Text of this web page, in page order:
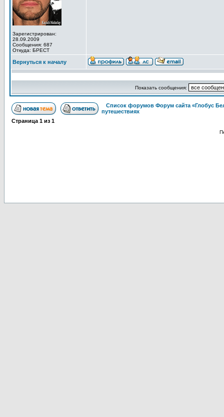
Зарегистрирован:
28.09.2009
Сообщения: 687
Откуда: БРЕСТ
Вернуться к началу
Показать сообщения:
Список форумов Форум сайта «Глобус
путешествиях
Страница 1 из 1